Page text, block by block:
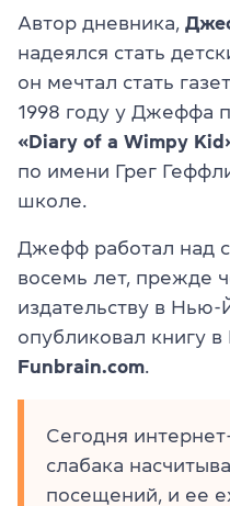
Автор дневника,
надеялся стать
он мечтал стать
1998 году у Джеффа
«Diary of a Wimpy
по имени Грег Геффл
школе.
Джефф работал над
восемь лет, прежде
издательству в
опубликовал книгу
Funbrain.com
Сегодня
слабака
посещений, и ее